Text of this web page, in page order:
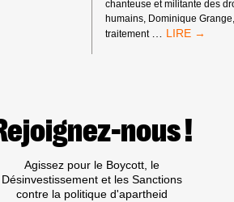
chanteuse et militante des
humains, Dominique
traitement … SOUTIEN
CONTRE
LA
ÉDITIONS
CARLSEN
nous !
Agissez pour le Boycott, le
Désinvestissement et les Sanctions
contre la politique d'apartheid